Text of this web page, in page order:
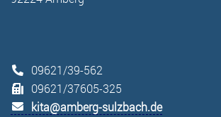
09621/39-562
09621/37605-325
kita@amberg-sulzbach.de